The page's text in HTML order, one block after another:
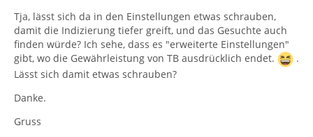
Tja, lässt sich da in den Einstellungen etwas schrauben,
damit die Indizierung tiefer greift, und das Gesuchte auch
finden würde? Ich sehe, dass es "erweiterte Einstellungen"
gibt, wo die Gewährleistung von TB ausdrücklich endet.
.
Lässt sich damit etwas schrauben?
Danke.
Gruss